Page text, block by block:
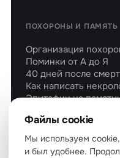
ПОХОРОНЫ И ПАМЯТЬ
Организация
Поминки от А до Я
40 дней после
Как написать
Эпитафии на
Файлы cookie
Мы используем
и был удобнее.